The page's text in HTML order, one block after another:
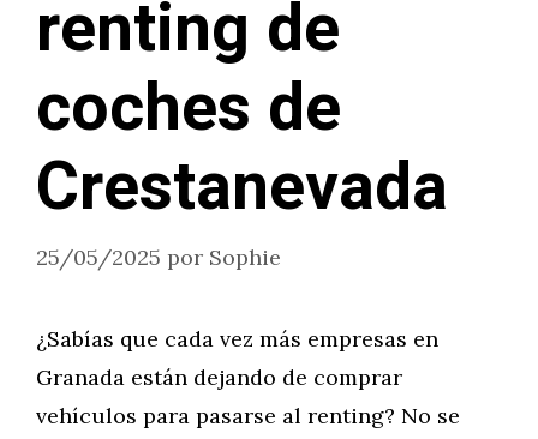
renting de
coches de
Crestanevada
25/05/2025 por Sophie
¿Sabías que cada vez más empresas en
Granada están dejando de comprar
vehículos para pasarse al renting? No se